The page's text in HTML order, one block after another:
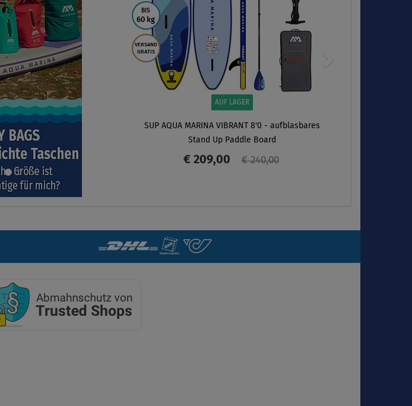
BIS
60 kg
VERSAND
GRATIS
AUF LAGER
SUP AQUA MARINA VIBRANT 8'0 - aufblasbares
Stand Up Paddle Board
€ 209,00 € 240,00